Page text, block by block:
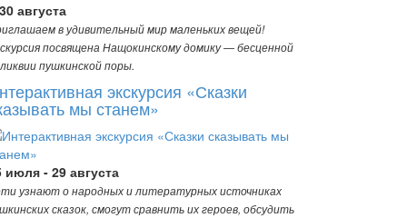
августа
в удивительный мир маленьких вещей!
посвящена Нащокинскому домику — бесценной
пушкинской поры.
экскурсия «Сказки
мы станем»
июля - 29 августа
узнают о народных и литературных источниках
сказок, смогут сравнить их героев, обсудить